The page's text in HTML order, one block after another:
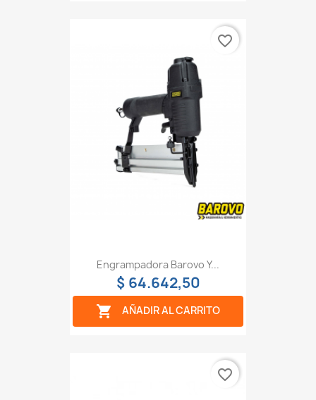
Engrampadora Barovo Y...
$ 64.642,50
 AÑADIR AL CARRITO
favorite_border
favorite_border